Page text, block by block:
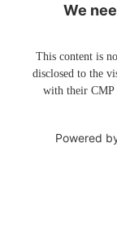
We
This content is
disclosed to the
with their CMP
Powered